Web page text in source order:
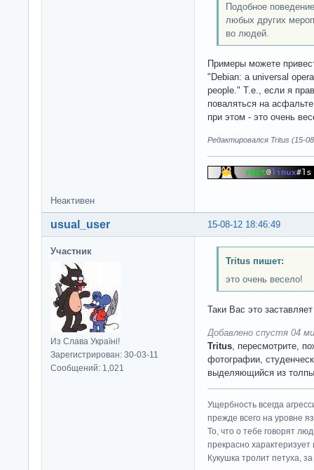
Подобное
любых других
во людей.
Примеры можете
"Debian: a universal
people." Т.е., если я
поваляться на
при этом - это очень
Редактировался Tritus (15-
Неактивен
15-08-12 18:46:49
usual_user
Участник
Из Слава Україні!
Зарегистрирован: 30-03-11
Сообщений: 1,021
Tritus пишет:
это очень весело!
Таки Вас это заставляет
Добавлено спустя 04
Tritus, пересмотрите,
фотографии,
выделяющийся из
Ущербность всегда
прежде всего на уровне
То, что о тебе говорят
прекрасно характеризует
Кукушка тролит петуха,